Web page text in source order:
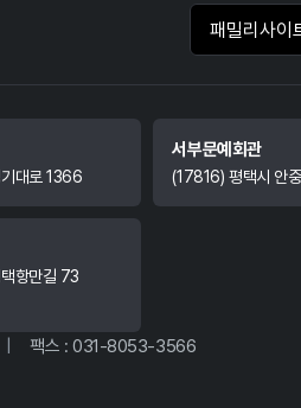
패밀리사이
대로 1366
서부문예회관
(17816) 평택시 안
항만길 73
팩스 : 031-8053-3566